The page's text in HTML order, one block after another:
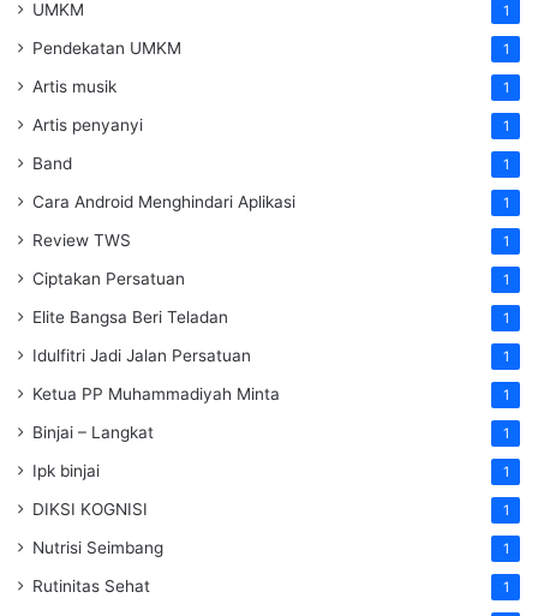
UMKM 1
Pendekatan UMKM 1
Artis musik 1
Artis penyanyi 1
Band 1
Cara Android Menghindari Aplikasi 1
Review TWS 1
Ciptakan Persatuan 1
Elite Bangsa Beri Teladan 1
Idulfitri Jadi Jalan Persatuan 1
Ketua PP Muhammadiyah Minta 1
Binjai – Langkat 1
Ipk binjai 1
DIKSI KOGNISI 1
Nutrisi Seimbang 1
Rutinitas Sehat 1